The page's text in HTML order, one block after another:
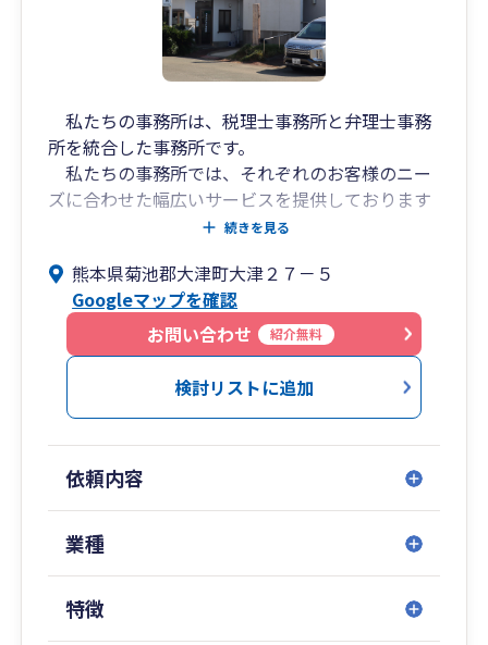
私たちの事務所は、税理士事務所と弁理士事務
所を統合した事務所です。
私たちの事務所では、それぞれのお客様のニー
ズに合わせた幅広いサービスを提供しております
が、税理士資格と弁理士の資格のダブルライセン
ど税理士事務所としての業務のほか、特許・商標
の出願など弁理士事務所としての業務をワンスト
ップで提供することができます。
特に中小企業では、社内に知的財産部門が無い
ため、企業内にストックされた知的財産を、経営
資源として戦略的に活用する体制が充分に整備さ
財産戦略を統合したサービスを提供することが可
能なため、弊事務所を中小企業の“財務部門”及
び“知財部門”として活用して頂ければ、財務戦略
続きを見る
熊本県菊池郡大津町大津２７－５
Googleマップを確認
お問い合わせ
紹介無料
検討リストに追加
依頼内容
業種
特徴